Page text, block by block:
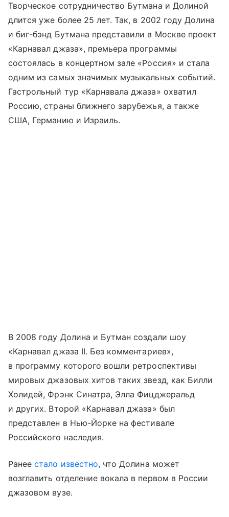
Творческое сотрудничество Бутмана и Долиной
длится уже более 25 лет. Так, в 2002 году Долина
и биг-бэнд Бутмана представили в Москве проект
«Карнавал джаза», премьера программы
состоялась в концертном зале «Россия» и стала
одним из самых значимых музыкальных событий.
Гастрольный тур «Карнавала джаза» охватил
Россию, страны ближнего зарубежья, а также
США, Германию и Израиль.
В 2008 году Долина и Бутман создали шоу
«Карнавал джаза II. Без комментариев»,
в программу которого вошли ретроспективы
мировых джазовых хитов таких звезд, как Билли
Холидей, Фрэнк Синатра, Элла Фицджеральд
и других. Второй «Карнавал джаза» был
представлен в Нью-Йорке на фестивале
Российского наследия.
Ранеестало известно, что Долина может
возглавить отделение вокала в первом в России
джазовом вузе.